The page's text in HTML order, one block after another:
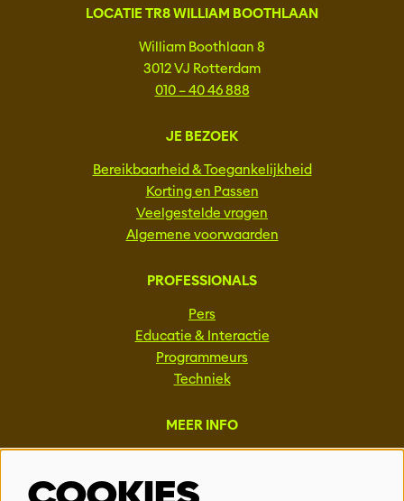
LOCATIE TR8 WILLIAM BOOTHLAAN
William Boothlaan 8
3012 VJ Rotterdam
010 – 40 46 888
JE BEZOEK
Bereikbaarheid & Toegankelijkheid
Korting en Passen
Veelgestelde vragen
Algemene voorwaarden
PROFESSIONALS
Pers
Educatie & Interactie
Programmeurs
Techniek
MEER INFO
Vacatures